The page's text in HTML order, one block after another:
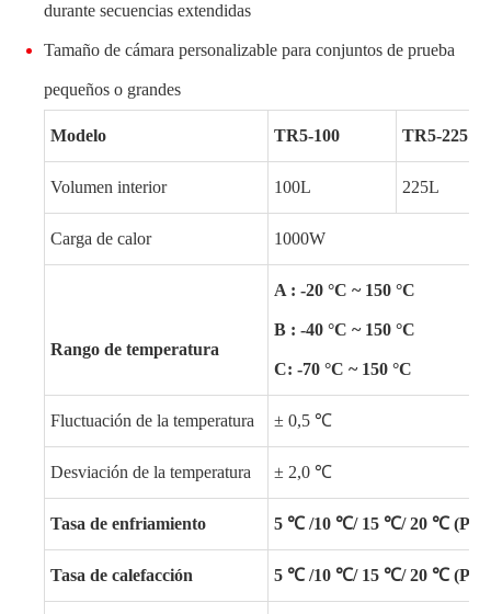
durante secuencias extendidas
Tamaño de cámara personalizable para conjuntos de prueba
pequeños o grandes
Modelo TR5-100 TR5-225
Volumen interior 100L 225L
Carga de calor 1000W
Rango de temperatura
A : -20 °C ~ 150 °C
B : -40 °C ~ 150 °C
C: -70 °C ~ 150 °C
Fluctuación de la temperatura ± 0,5 ℃
Desviación de la temperatura ± 2,0 ℃
Tasa de enfriamiento 5 ℃ /10 ℃/ 15 ℃/ 20 ℃
Tasa de calefacción 5 ℃ /10 ℃/ 15 ℃/ 20 ℃